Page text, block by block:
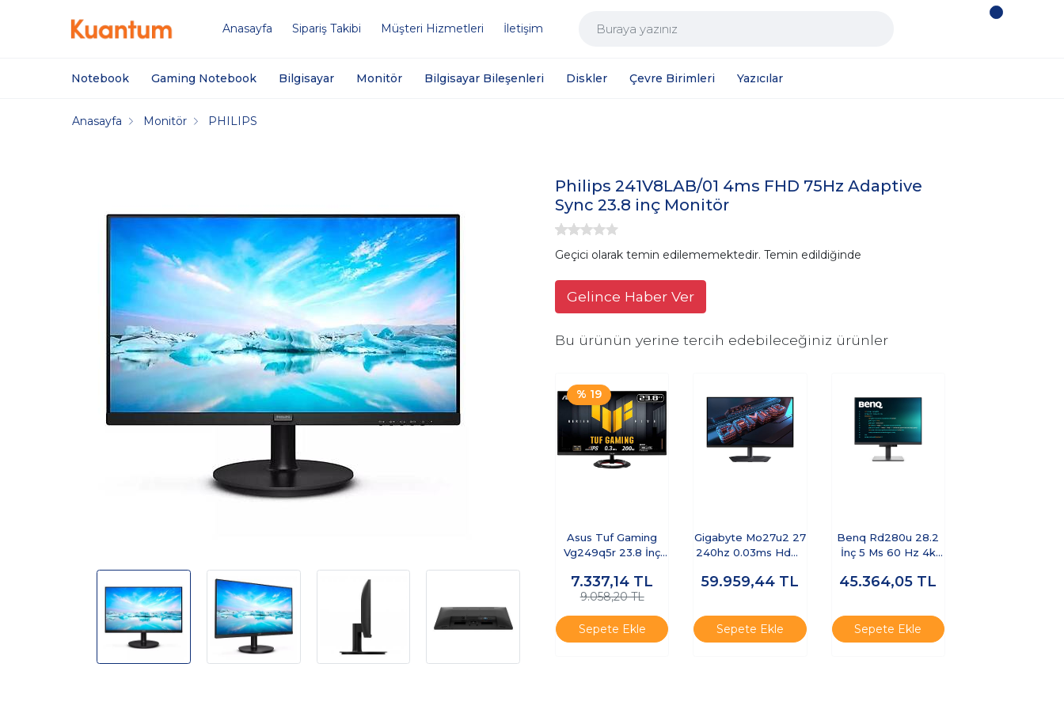
Anasayfa Sipariş Takibi Müşteri Hizmetleri İletişim
Notebook Gaming Notebook Bilgisayar Monitör Bilgisayar Bileşenleri Diskler Çevre Birimleri Yazıcılar
Anasayfa Monitör PHILIPS
Philips 241V8LAB/01 4ms FHD 75Hz Adaptive
Sync 23.8 inç Monitör
Geçici olarak temin edilememektedir. Temin edildiğinde
Gelince Haber Ver
Bu ürünün yerine tercih edebileceğiniz ürünler
% 19
Asus Tuf Gaming
Vg249q5r 23.8 İnç
Adaptive Sy
7.337,14 TL
9.058,20 TL
Sepete Ekle
Gigabyte Mo27u2 27
240hz 0.03ms Hdmı
Freesync
59.959,44 TL
Sepete Ekle
Benq Rd280u 28.2
İnç 5 Ms 60 Hz 4k
Arka Aydınlatmalı Ips
Monitörü
45.364,05 TL
Sepete Ekle